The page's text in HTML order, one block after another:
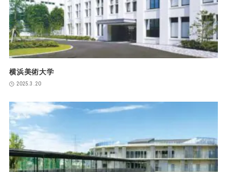
横浜美術大学
2025.3.20